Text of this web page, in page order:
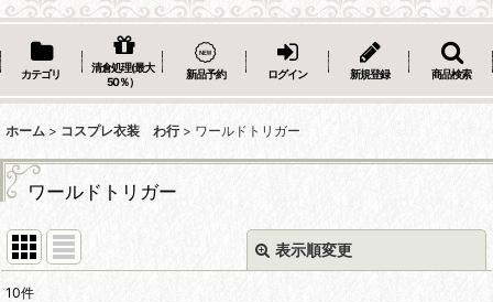
カテゴリ
清倉処理(最大
50％）
新品予約 ログイン 新規登録 商品検索
ホーム > コスプレ衣装 わ行 > ワールドトリガー
ワールドトリガー
表示順変更
10件